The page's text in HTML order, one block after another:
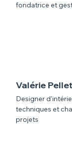
fondatrice et
Valérie
Designer
techniques et
projets